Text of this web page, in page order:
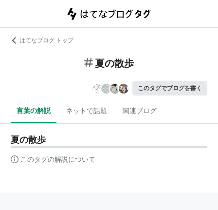
はてなブログ トップ
夏の散歩
このタグでブログを書く
言葉の解説 ネットで話題 関連ブログ
夏の散歩
このタグの解説について